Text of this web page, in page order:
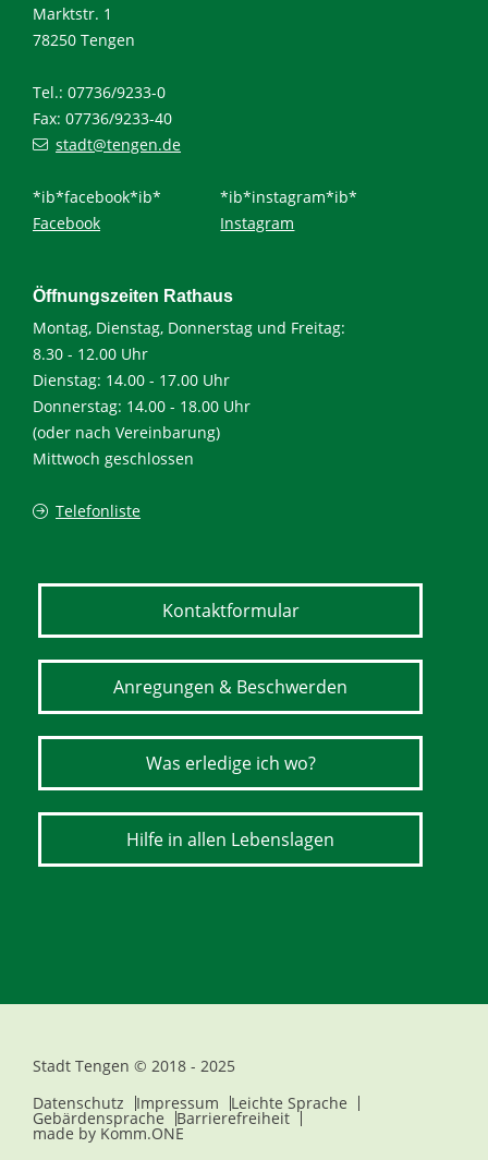
Marktstr. 1
78250 Tengen
Tel.: 07736/9233-0
Fax: 07736/9233-40
stadt@tengen.de
*ib*facebook*ib*
Facebook
*ib*instagram*ib*
Instagram
Öffnungszeiten Rathaus
Montag, Dienstag, Donnerstag und Freitag:
8.30 - 12.00 Uhr
Dienstag: 14.00 - 17.00 Uhr
Donnerstag: 14.00 - 18.00 Uhr
(oder nach Vereinbarung)
Mittwoch geschlossen
Telefonliste
Kontaktformular
Anregungen & Beschwerden
Was erledige ich wo?
Hilfe in allen Lebenslagen
Stadt Tengen © 2018 - 2025
Datenschutz
Impressum Leichte Sprache
Gebärdensprache Barrierefreiheit
made by Komm.ONE